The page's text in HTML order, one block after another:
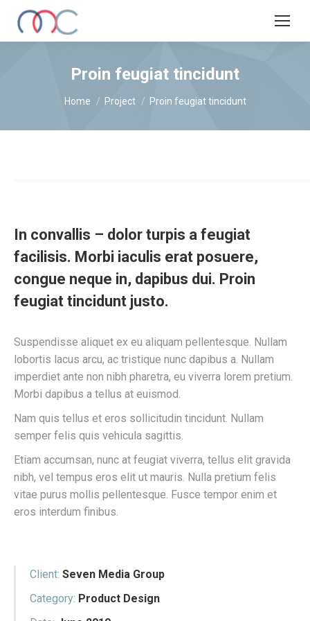
Proin feugiat tincidunt
You are here:
Home Project Proin feugiat tincidunt
In convallis – dolor turpis a feugiat
facilisis. Morbi iaculis erat posuere,
congue neque in, dapibus dui. Proin
feugiat tincidunt justo.
Suspendisse aliquet ex eu aliquam pellentesque. Nullam
lobortis lacus arcu, ac tristique nunc dapibus a. Nullam
imperdiet ante non nibh pharetra, eu viverra lorem pretium.
Morbi dapibus a tellus at euismod.
Nam quis tellus et eros sollicitudin tincidunt. Nullam
semper felis quis vehicula sagittis.
Etiam accumsan, nunc at feugiat viverra, tellus elit gravida
nibh, vel tempus eros elit ut mauris. Nulla pretium felis
vitae purus mollis pellentesque. Fusce tempor enim et
eros interdum finibus.
Client: Seven Media Group
Category: Product Design